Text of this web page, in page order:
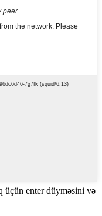
üçün enter düyməsini və